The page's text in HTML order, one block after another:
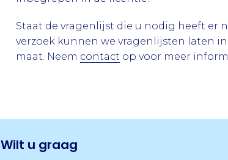
Staat de vragenlijst die u nodig heeft er
verzoek kunnen we vragenlijsten laten
maat. Neem contact op voor meer
Wilt u graag